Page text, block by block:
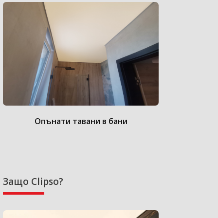
Опънати тавани в бани
Защо Clipso?